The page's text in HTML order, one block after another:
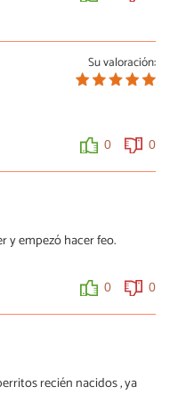
semanas después del parto,
aire y esas cosas
0 0
Su valoración:
0 0
y empezó hacer feo.
0 0
recién nacidos , ya